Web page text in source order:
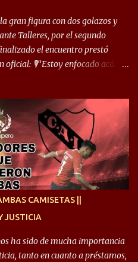
lo que le pide el DT,
me pide presionar, y
gran figura con dos golazos y
Talleres, por el segundo
el encuentro prestó
oficial: 🎙️“Estoy enfocado acá.
mí. Independiente va a estar
que me tocó vestir la camiseta
estoy agradecido al
trabajo, quedó demostrado en el
en la pretemporada nos
El grupo está encontrando la
CAMISETAS ||
JUSTICIA
ha sido de mucha importancia
tanto en cuanto a préstamos,